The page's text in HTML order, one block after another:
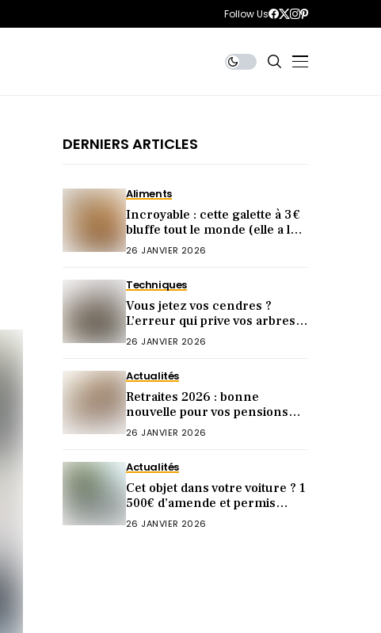
Follow Us
DERNIERS ARTICLES
Aliments
Incroyable : cette galette à 3 €
bluffe tout le monde (elle a le
goût d’une artisanale)
26 JANVIER 2026
Techniques
Vous jetez vos cendres ?
L’erreur qui prive vos arbres
de fruits abondants
26 JANVIER 2026
Actualités
Retraites 2026 : bonne
nouvelle pour vos pensions
(mais pas chez Agirc-Arrco)
26 JANVIER 2026
Actualités
Cet objet dans votre voiture ? 1
500€ d’amende et permis
annulé à vie !
26 JANVIER 2026